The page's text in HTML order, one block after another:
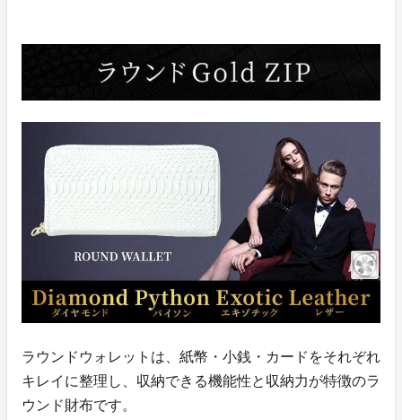
ラウンドウォレットは、紙幣・小銭・カードをそれぞれ
キレイに整理し、収納できる機能性と収納力が特徴のラ
ウンド財布です。